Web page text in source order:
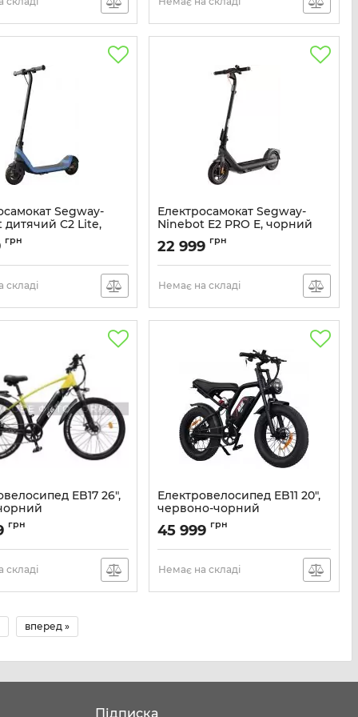
Segway-
дитячий C2 Lite,
грн
складі
Електросамокат Segway-
Ninebot E2 PRO E, чорний
Артикул: AA.05.14.05.0005
22 999 грн
Немає на складі
EB17 26",
грн
складі
Електровелосипед EB11 20",
червоно-чорний
Артикул: EB11
45 999 грн
Немає на складі
вперед »
Підписка